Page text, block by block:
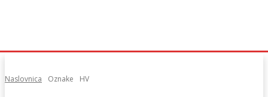
Naslovnica Oznake HV